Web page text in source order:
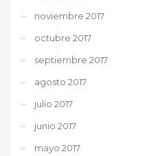
noviembre 2017
octubre 2017
septiembre 2017
agosto 2017
julio 2017
junio 2017
mayo 2017